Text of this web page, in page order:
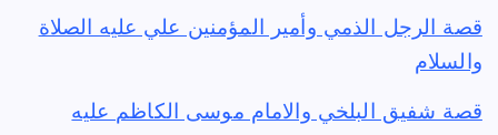
قصة الرجل الذمي وأمير المؤمنين علي عليه الصلاة
والسلام
قصة شفيق البلخي والامام موسى الكاظم عليه